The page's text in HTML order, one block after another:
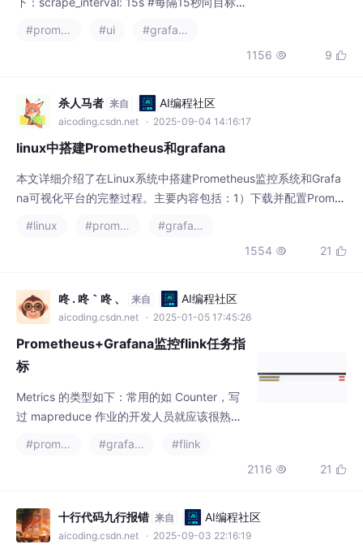
15s #每隔15秒执行一次告警规则检查，默认
心部分，在srape_config中
#prometheus #ui
#grafana
1156  9 
杀人马者 来自 AI编程社区
aicoding.csdn.net · 2025-09-04 14:16:17
linux中搭建Prometheus和grafana
本文详细介绍了在Linux系统中搭建Prometheus监控系统和Grafa
na可视化平台的完整过程。主要内容包括：1）下载并配置Promet
点数据，配置多服务器监控；3）安装Grafana并进行服务配置。
文档提供了详细的命令操作、配置文件修改说明及效果截图，最终
#linux #prometheus
#grafana
1554  21 
咚 . 咚｀咚 、 来自 AI编程社区
aicoding.csdn.net · 2025-01-05 17:45:26
Prometheus+Grafana监控flink任务指
标
Metrics 的类型如下：常用的如 Counter，写
过 mapreduce 作业的开发人员就应该很熟悉
计数器进行累加，即对于多条数据和多兆数据
va heap 内存用了多少，就可以每次实时的暴
露一个 Gauge，Gauge 当前的值就是heap使
#prometheus #grafana
#flink
2116  21 
十行代码九行报错 来自 AI编程社区
aicoding.csdn.net · 2025-09-03 22:16:19